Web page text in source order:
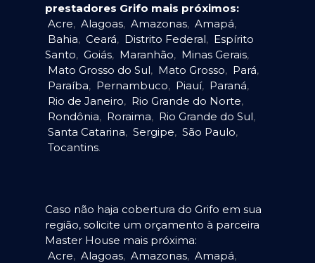
prestadores Grifo mais próximos:
Acre, Alagoas, Amazonas, Amapá,
Bahia, Ceará, Distrito Federal, Espírito
Santo, Goiás, Maranhão, Minas Gerais,
Mato Grosso do Sul, Mato Grosso, Pará,
Paraíba, Pernambuco, Piauí, Paraná,
Rio de Janeiro, Rio Grande do Norte,
Rondônia, Roraima, Rio Grande do Sul,
Santa Catarina, Sergipe, São Paulo,
Tocantins.
Caso não haja cobertura do Grifo em sua
região, solicite um orçamento à parceira
Master House mais próxima:
Acre, Alagoas, Amazonas, Amapá,